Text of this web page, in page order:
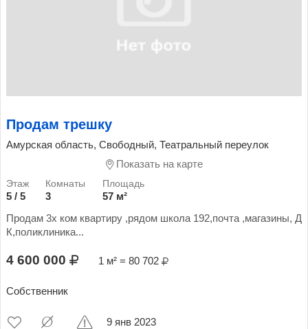
Продам трешку
Амурская область, Свободный, Театральный переулок
Показать на карте
5 / 5 3
57 м²
Продам 3х ком квартиру ,рядом школа 192,почта ,магазины, Д
К,поликлиника...
4 600 000 1 м² = 80 702
Собственник
9 янв 2023